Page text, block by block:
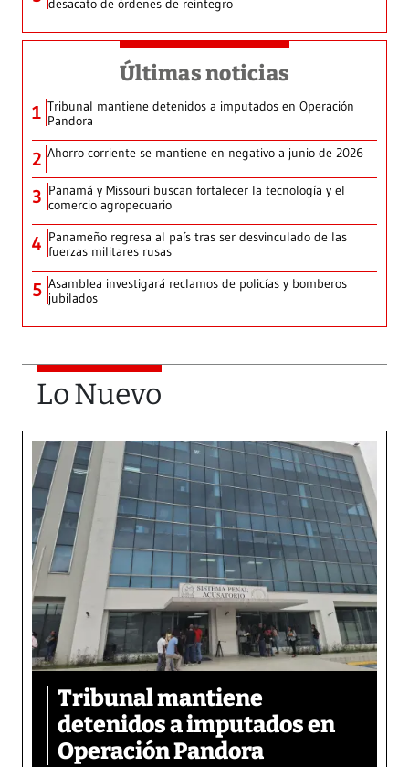
desacato de órdenes de reintegro
Últimas noticias
1 Tribunal mantiene detenidos a imputados en Operación
Pandora
2 Ahorro corriente se mantiene en negativo a junio de 2026
3 Panamá y Missouri buscan fortalecer la tecnología y el
comercio agropecuario
4 Panameño regresa al país tras ser desvinculado de las
fuerzas militares rusas
5 Asamblea investigará reclamos de policías y bomberos
jubilados
Lo Nuevo
Tribunal mantiene
detenidos a imputados en
Operación Pandora